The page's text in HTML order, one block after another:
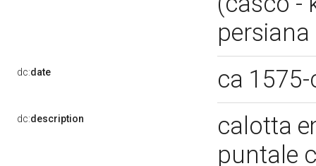
dc:date ca
dc:description
calotta
puntale